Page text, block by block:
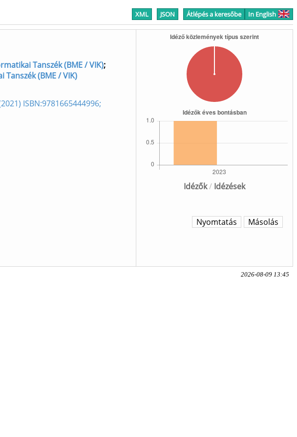
XML JSON Átlépés a keresőbe In English
Idézők/ Idézések
Tanszék (BME / VIK);
(BME / VIK)
ISBN:9781665444996;
Másolás
Nyomtatás
2026-08-09 13:45